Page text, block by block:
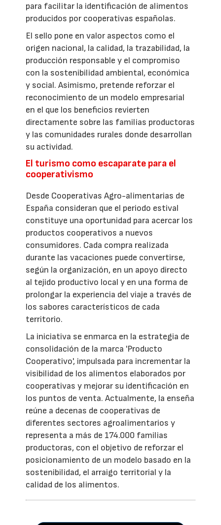
para facilitar la identificación de alimentos
producidos por cooperativas españolas.
El sello pone en valor aspectos como el
origen nacional, la calidad, la trazabilidad, la
producción responsable y el compromiso
con la sostenibilidad ambiental, económica
y social. Asimismo, pretende reforzar el
reconocimiento de un modelo empresarial
en el que los beneficios revierten
directamente sobre las familias productoras
y las comunidades rurales donde desarrollan
su actividad.
El turismo como escaparate para el
cooperativismo
Desde Cooperativas Agro-alimentarias de
España consideran que el periodo estival
constituye una oportunidad para acercar los
productos cooperativos a nuevos
consumidores. Cada compra realizada
durante las vacaciones puede convertirse,
según la organización, en un apoyo directo
al tejido productivo local y en una forma de
prolongar la experiencia del viaje a través de
los sabores característicos de cada
territorio.
La iniciativa se enmarca en la estrategia de
consolidación de la marca 'Producto
Cooperativo', impulsada para incrementar la
visibilidad de los alimentos elaborados por
cooperativas y mejorar su identificación en
los puntos de venta. Actualmente, la enseña
reúne a decenas de cooperativas de
diferentes sectores agroalimentarios y
representa a más de 174.000 familias
productoras, con el objetivo de reforzar el
posicionamiento de un modelo basado en la
sostenibilidad, el arraigo territorial y la
calidad de los alimentos.